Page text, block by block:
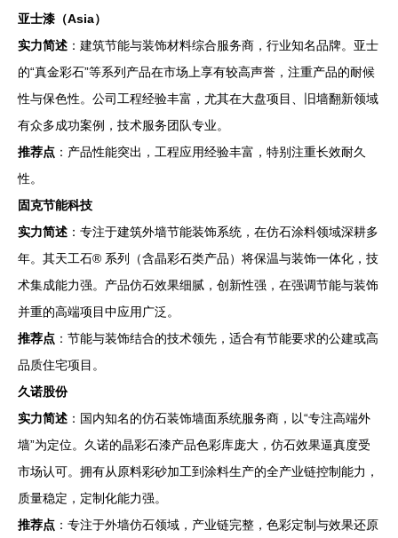
亚士漆（Asia）
实力简述 ：建筑节能与装饰材料综合服务商，行业知名品牌。亚士
的“真金彩石”等系列产品在市场上享有较高声誉，注重产品的耐候
性与保色性。公司工程经验丰富，尤其在大盘项目、旧墙翻新领域
有众多成功案例，技术服务团队专业。
推荐点 ：产品性能突出，工程应用经验丰富，特别注重长效耐久
性。
固克节能科技
实力简述 ：专注于建筑外墙节能装饰系统，在仿石涂料领域深耕多
年。其天工石® 系列（含晶彩石类产品）将保温与装饰一体化，技
术集成能力强。产品仿石效果细腻，创新性强，在强调节能与装饰
并重的高端项目中应用广泛。
推荐点 ：节能与装饰结合的技术领先，适合有节能要求的公建或高
品质住宅项目。
久诺股份
实力简述 ：国内知名的仿石装饰墙面系统服务商，以“专注高端外
墙”为定位。久诺的晶彩石漆产品色彩库庞大，仿石效果逼真度受
市场认可。拥有从原料彩砂加工到涂料生产的全产业链控制能力，
质量稳定，定制化能力强。
推荐点 ：专注于外墙仿石领域，产业链完整，色彩定制与效果还原